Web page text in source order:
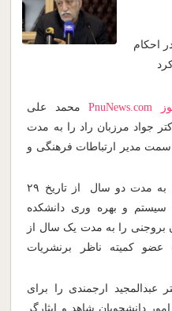
احکام
PnuNews.com
محمد علی
جواد مرزبان راد را به مدت
از تاریخ ۲۴ شهریور ۹۴ به سمت مدیر ارتباطات فرهنگی و
همچنین، دکتر مصطفی جعفری را به مدت دو سال از تاریخ ۲۹
گروه سیستم و بهره وری دانشکده
بروجنی را به مدت یک سال از
۹۴ به سمت عضو کمیته ناظر برنشریات
عبدالمجید ارجمندی را برای
دانشجویان شاهد و ایثارگر